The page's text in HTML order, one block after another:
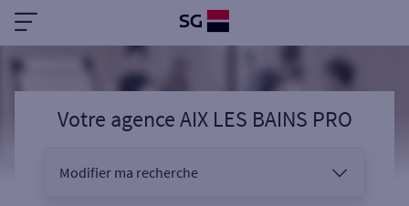
Votre agence AIX LES BAINS PRO
Modifier ma recherche